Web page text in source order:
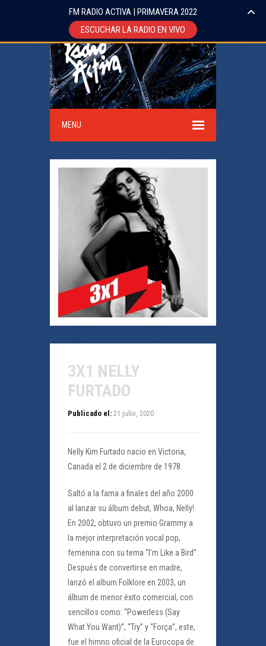
MENU
3X1 NELLY
FURTADO
Publicado el: 21 julio, 2020
Nelly Kim Furtado nacio en Victoria,
Canada el 2 de diciembre de 1978.
Saltó a la fama a finales del año 2000
al lanzar su álbum debut, Whoa, Nelly!.
En 2002, obtuvo un premio Grammy a
la mejor interpretación vocal pop,
femenina con su tema “I’m Like a Bird”.
Después de convertirse en madre,
lanzó el album Folklore en 2003, un
álbum de menor éxito comercial, con
sencillos como: “Powerless (Say
What You Want)”, “Try” y “Força”, este,
fue el himno oficial de la Eurocopa de
FM RADIO ACTIVA | PRIMAVERA 2022
ESCUCHAR LA RADIO EN VIVO